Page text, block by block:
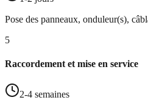
Pose des panneaux, onduleur(s),
5
Raccordement et mise en service
2-4 semaines